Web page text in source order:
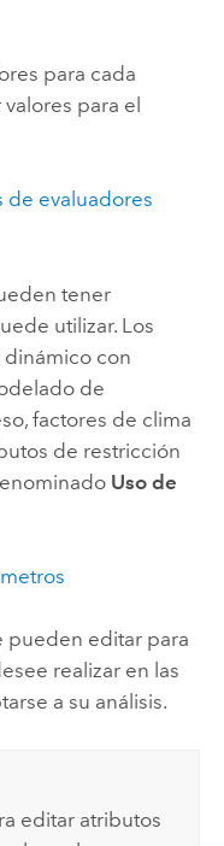
para cada
para el
de evaluadores
tener
utilizar. Los
con
de
factores de clima
de restricción
Uso de
pueden editar para
realizar en las
a su análisis.
editar atributos